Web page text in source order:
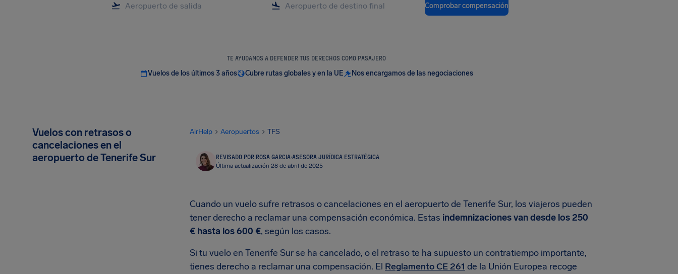
Comprobar compensación
TE AYUDAMOS A DEFENDER TUS DERECHOS COMO PASAJERO
Vuelos de los últimos 3 años Cubre rutas globales y en la UE Nos encargamos de las negociaciones
Vuelos con retrasos o
cancelaciones en el
aeropuerto de Tenerife Sur
AirHelp Aeropuertos TFS
REVISADO POR ROSA GARCIA·ASESORA JURÍDICA ESTRATÉGICA
Última actualización 28 de abril de 2025
Cuando un vuelo sufre retrasos o cancelaciones en el aeropuerto de Tenerife Sur, los viajeros pueden
tener derecho a reclamar una compensación económica. Estas indemnizaciones van desde los 250
€ hasta los 600 €, según los casos.
Si tu vuelo en Tenerife Sur se ha cancelado, o el retraso te ha supuesto un contratiempo importante,
tienes derecho a reclamar una compensación. El Reglamento CE 261 de la Unión Europea recoge